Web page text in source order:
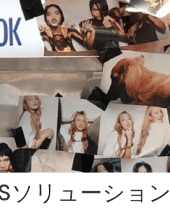
ソリューション